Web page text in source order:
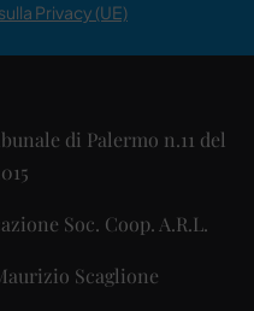
Privacy (UE)
di Palermo n.11 del
Soc. Coop. A.R.L.
Scaglione